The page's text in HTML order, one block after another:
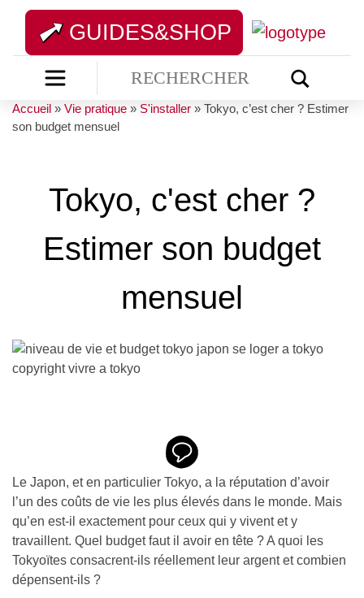
GUIDES&SHOP
Accueil » Vie pratique » S'installer » Tokyo, c’est cher ? Estimer
son budget mensuel
Tokyo, c'est cher ?
Estimer son budget
mensuel
Le Japon, et en particulier Tokyo, a la réputation d’avoir
l’un des coûts de vie les plus élevés dans le monde. Mais
qu’en est-il exactement pour ceux qui y vivent et y
travaillent. Quel budget faut il avoir en tête ? A quoi les
Tokyoïtes consacrent-ils réellement leur argent et combien
dépensent-ils ?